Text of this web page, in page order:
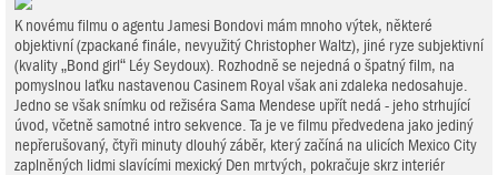
K novému filmu o agentu Jamesi Bondovi mám mnoho výtek, některé
objektivní (zpackané finále, nevyužitý Christopher Waltz), jiné ryze subjektivní
(kvality „Bond girl“ Léy Seydoux). Rozhodně se nejedná o špatný film, na
pomyslnou laťku nastavenou Casinem Royal však ani zdaleka nedosahuje.
Jedno se však snímku od režiséra Sama Mendese upřít nedá - jeho strhující
úvod, včetně samotné intro sekvence. Ta je ve filmu předvedena jako jediný
nepřerušovaný, čtyři minuty dlouhý záběr, který začíná na ulicích Mexico City
zaplněných lidmi slavícími mexický Den mrtvých, pokračuje skrz interiér